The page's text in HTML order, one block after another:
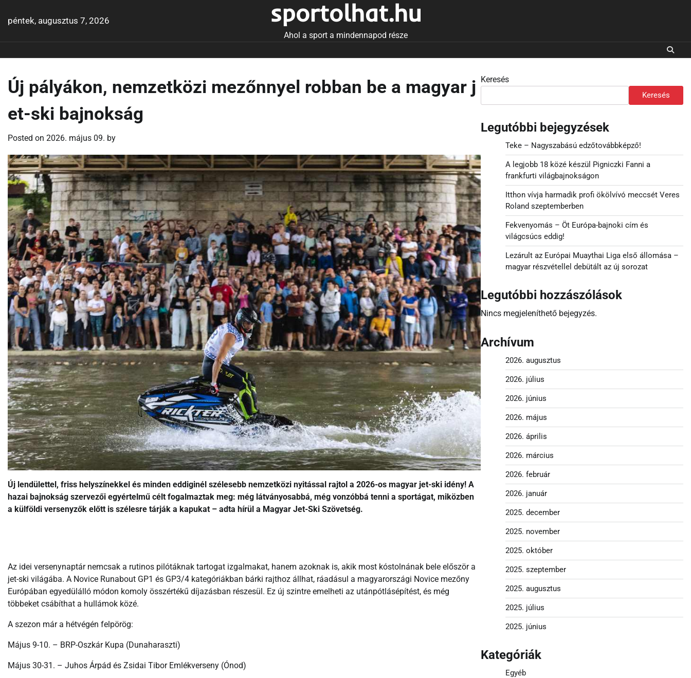
péntek, augusztus 7, 2026 sportolhat.hu
Ahol a sport a mindennapod része
Új pályákon, nemzetközi mezőnnyel robban be a magyar j
et-ski bajnokság
Posted on 2026. május 09. by
Új lendülettel, friss helyszínekkel és minden eddiginél szélesebb nemzetközi nyitással rajtol a 2026-os magyar jet-ski idény! A
hazai bajnokság szervezői egyértelmű célt fogalmaztak meg: még látványosabbá, még vonzóbbá tenni a sportágat, miközben
a külföldi versenyzők előtt is szélesre tárják a kapukat – adta hírül a Magyar Jet-Ski Szövetség.
Az idei versenynaptár nemcsak a rutinos pilótáknak tartogat izgalmakat, hanem azoknak is, akik most kóstolnának bele először a
jet-ski világába. A Novice Runabout GP1 és GP3/4 kategóriákban bárki rajthoz állhat, ráadásul a magyarországi Novice mezőny
Európában egyedülálló módon komoly összértékű díjazásban részesül. Ez új szintre emelheti az utánpótlásépítést, és még
többeket csábíthat a hullámok közé.
A szezon már a hétvégén felpörög:
Május 9-10. – BRP-Oszkár Kupa (Dunaharaszti)
Május 30-31. – Juhos Árpád és Zsidai Tibor Emlékverseny (Ónod)
Keresés
Keresés
Legutóbbi bejegyzések
Teke – Nagyszabású edzőtovábbképző!
A legjobb 18 közé készül Pigniczki Fanni a
frankfurti világbajnokságon
Itthon vívja harmadik profi ökölvívó meccsét Veres
Roland szeptemberben
Fekvenyomás – Öt Európa-bajnoki cím és
világcsúcs eddig!
Lezárult az Európai Muaythai Liga első állomása –
magyar részvétellel debütált az új sorozat
Legutóbbi hozzászólások
Nincs megjeleníthető bejegyzés.
Archívum
2026. augusztus
2026. július
2026. június
2026. május
2026. április
2026. március
2026. február
2026. január
2025. december
2025. november
2025. október
2025. szeptember
2025. augusztus
2025. július
2025. június
Kategóriák
Egyéb